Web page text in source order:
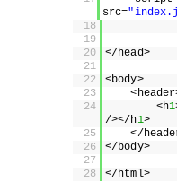
src=
18
19
20
</head>
21
22
<body>
23
24
<h1
/></h1>
25
</
26
</body>
27
28
</html>